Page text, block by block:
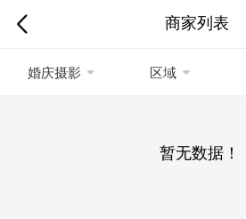
商家列表
婚庆摄影 区域
暂无数据！